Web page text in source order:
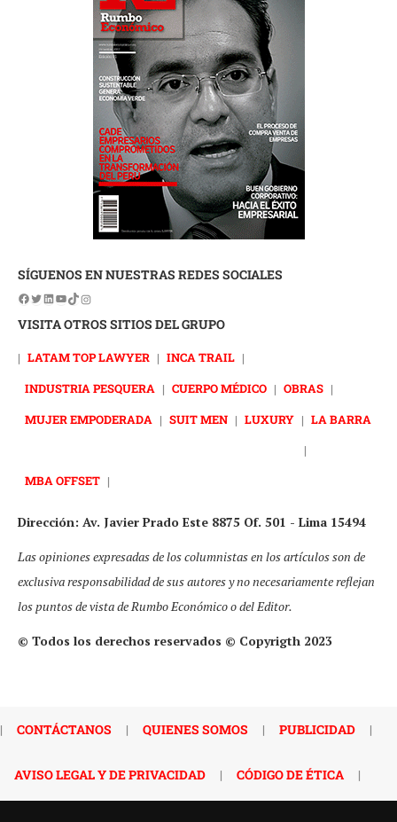
SÍGUENOS EN NUESTRAS REDES SOCIALES
VISITA OTROS SITIOS DEL GRUPO
| LATAM TOP LAWYER | INCA TRAIL |
INDUSTRIA PESQUERA | CUERPO MÉDICO | OBRAS |
MUJER EMPODERADA | SUIT MEN | LUXURY | LA BARRA
|
MBA OFFSET |
Dirección: Av. Javier Prado Este 8875 Of. 501 - Lima 15494
Las opiniones expresadas de los columnistas en los artículos son de
exclusiva responsabilidad de sus autores y no necesariamente reflejan
los puntos de vista de Rumbo Económico o del Editor.
© Todos los derechos reservados © Copyrigth 2023
| CONTÁCTANOS | QUIENES SOMOS | PUBLICIDAD |
AVISO LEGAL Y DE PRIVACIDAD | CÓDIGO DE ÉTICA |